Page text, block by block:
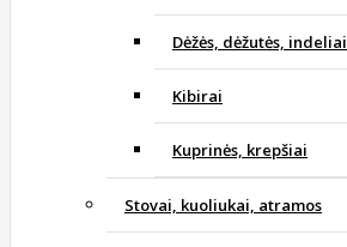
Dėžės, dėžutės, indeliai
Kibirai
Kuprinės, krepšiai
Stovai, kuoliukai, atramos